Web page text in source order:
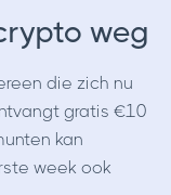
weg
die zich nu
gratis €10
kan
week ook